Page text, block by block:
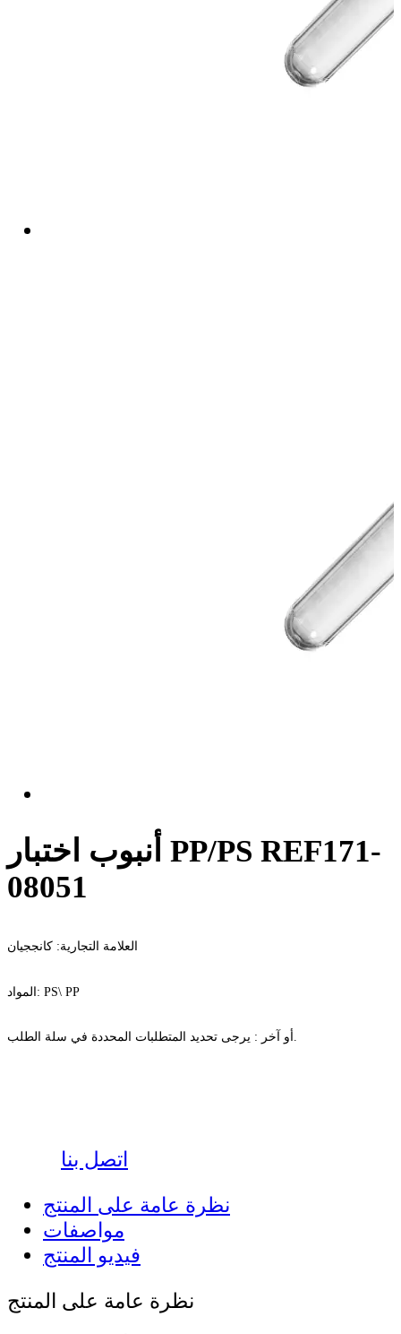
أنبوب اختبار PP/PS REF171-
08051
العلامة التجارية: كانججيان
المواد: PS\ PP
أو آخر : يرجى تحديد المتطلبات المحددة في سلة الطلب.
اتصل بنا
نظرة عامة على المنتج
مواصفات
فيديو المنتج
نظرة عامة على المنتج